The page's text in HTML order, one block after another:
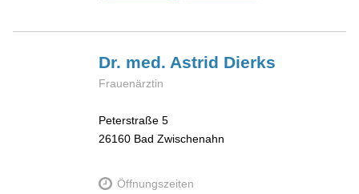
Dr. med. Astrid Dierks
Frauenärztin
Peterstraße 5
26160 Bad Zwischenahn
Öffnungszeiten